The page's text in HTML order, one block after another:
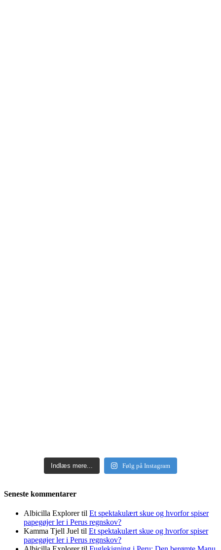
Indlæs mere... Følg på Instagram
Seneste kommentarer
Albicilla Explorertil Et spektakulært skue og hvorfor spiser
papegøjer ler i Perus regnskov?
Kamma Tjell Juel til Et spektakulært skue og hvorfor spiser
papegøjer ler i Perus regnskov?